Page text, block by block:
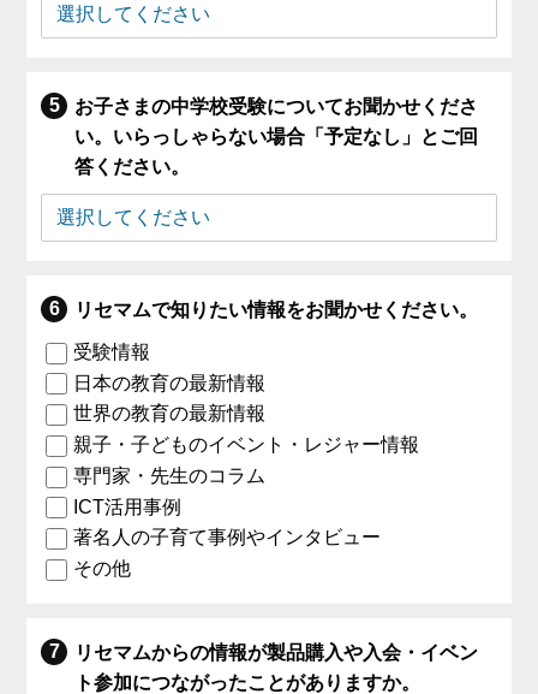
お子さまの中学校受験についてお聞かせくださ
い。いらっしゃらない場合「予定なし」とご回
答ください。
リセマムで知りたい情報をお聞かせください。
受験情報
日本の教育の最新情報
世界の教育の最新情報
親子・子どものイベント・レジャー情報
専門家・先生のコラム
ICT活用事例
著名人の子育て事例やインタビュー
その他
リセマムからの情報が製品購入や入会・イベン
ト参加につながったことがありますか。